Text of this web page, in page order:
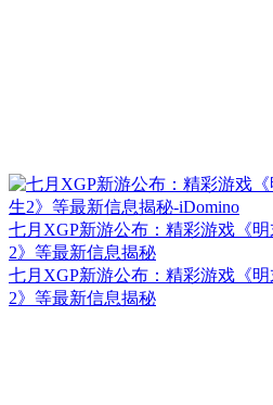
七月XGP新游公布：精彩游戏《
2》等最新信息揭秘
七月XGP新游公布：精彩游戏《
2》等最新信息揭秘